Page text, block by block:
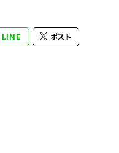
LINE ポスト